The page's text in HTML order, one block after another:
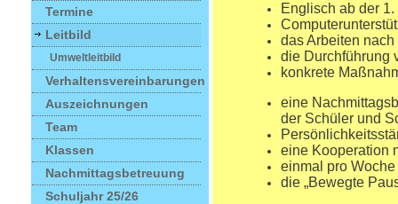
Termine
Leitbild
Umweltleitbild
Verhaltensvereinbarungen
Auszeichnungen
Team
Klassen
Nachmittagsbetreuung
Schuljahr 25/26
Englisch ab der
das Arbeiten
die Durchführung
konkrete
eine
der Schüler und
eine Kooperation
einmal pro
die „Bewegte